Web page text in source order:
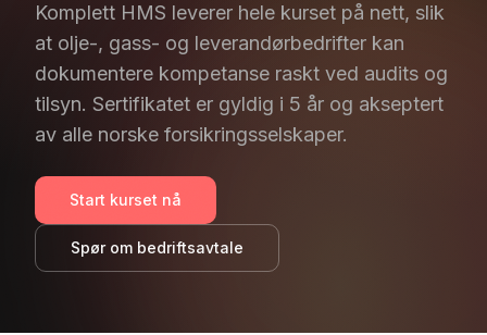
Komplett HMS leverer hele kurset på nett, slik
at olje-, gass- og leverandørbedrifter kan
dokumentere kompetanse raskt ved audits og
tilsyn. Sertifikatet er gyldig i 5 år og akseptert
av alle norske forsikringsselskaper.
Start kurset nå
Spør om bedriftsavtale